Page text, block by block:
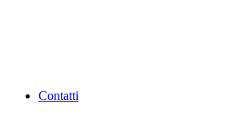
Contatti